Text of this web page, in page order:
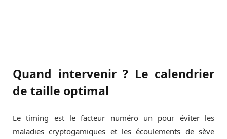
Quand intervenir ? Le calendrier
de taille optimal
Le timing est le facteur numéro un pour éviter les
maladies cryptogamiques et les écoulements de sève